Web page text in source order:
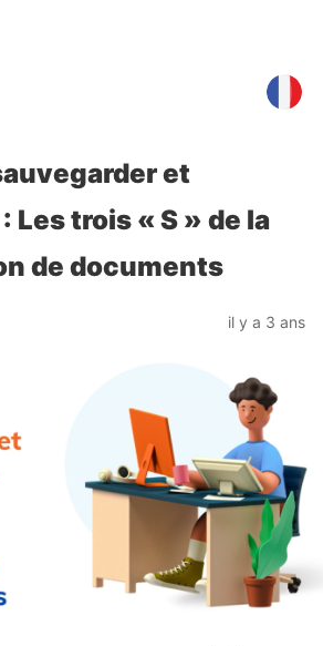
et
Les trois « S » de la
de documents
il y a 3 ans